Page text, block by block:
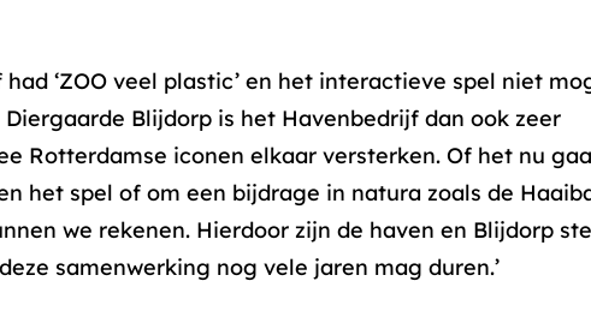
‘ZOO veel plastic’ en het interactieve spel niet
Blijdorp is het Havenbedrijf dan ook zeer
Rotterdamse iconen elkaar versterken. Of het nu
het spel of om een bijdrage in natura zoals de
we rekenen. Hierdoor zijn de haven en Blijdorp
samenwerking nog vele jaren mag duren.’